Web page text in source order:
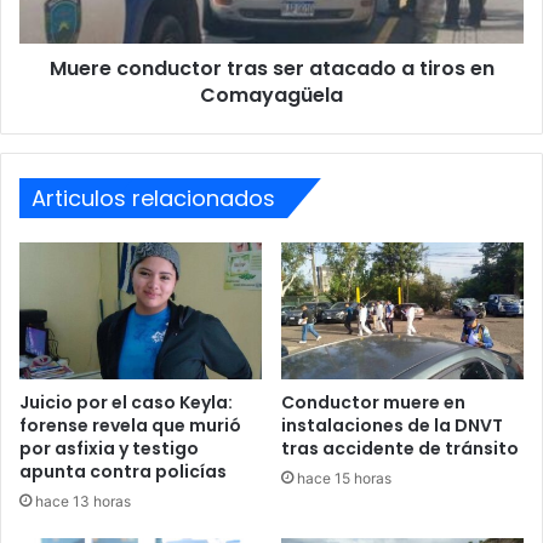
buena conciencia no puedo apoyar
la denuncia del Tratado de…
— Beatriz Valle (@BeatrizValleM)
2, 2024
Beatriz Valle Canada embajadora
Renuncia
Comayagüela
Muere conductor tras ser atacado a tiros en
Comayagüela
Articulos relacionados
Juicio por el caso Keyla:
forense revela que murió
por asfixia y testigo
apunta contra policías
hace 13 horas
Conductor muere en
instalaciones de la DNVT
tras accidente de tránsito
hace 15 horas